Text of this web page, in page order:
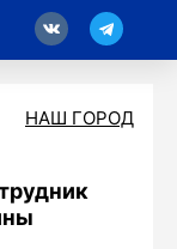
НАШ ГОРОД